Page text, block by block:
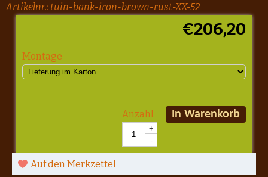
Artikelnr.: tuin-bank-iron-brown-rust-XX-52
€206,20
Montage
Anzahl
+
-
In Warenkorb
Auf den Merkzettel